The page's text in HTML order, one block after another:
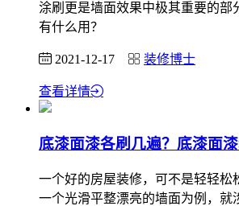
涂刷更是墙面效果中极其重要的部
有什么用？
2021-12-17 装修博士
查看详情
底漆面漆各刷几遍？底漆面
一个好的房屋装修，可不是轻轻松
一个光滑平整漂亮的墙面为例，就